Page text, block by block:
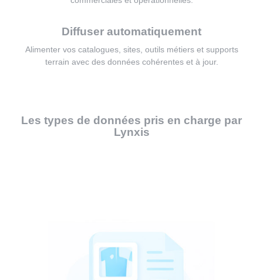
Diffuser automatiquement
Alimenter vos catalogues, sites, outils métiers et supports
terrain avec des données cohérentes et à jour.
Les types de données pris en charge par
Lynxis